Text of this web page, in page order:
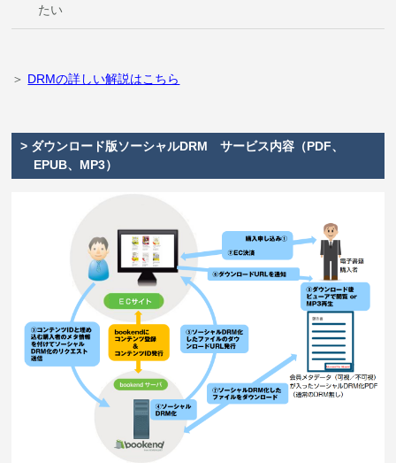
たい
＞ DRMの詳しい解説はこちら
> ダウンロード版ソーシャルDRM サービス内容（PDF、
EPUB、MP3）